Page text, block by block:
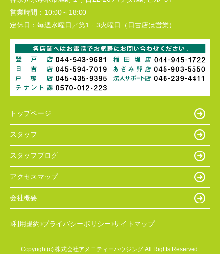
営業時間： 10:00～18:00
定休日： 毎週水曜日／第1・3火曜日（日吉店は営業）
トップページ
スタッフ
スタッフブログ
アクセスマップ
会社概要
利用規約 プライバシーポリシー サイトマップ
Copyright(c) 株式会社アメニティーハウジング All Rights Reserved.